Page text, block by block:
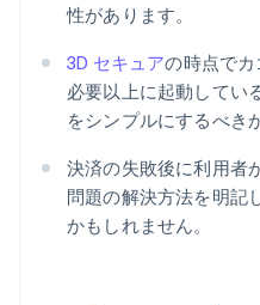
性があります。
3D セキュアの時点でカ
必要以上に起動してい
をシンプルにするべき
決済の失敗後に利用者
問題の解決方法を明記
かもしれません。